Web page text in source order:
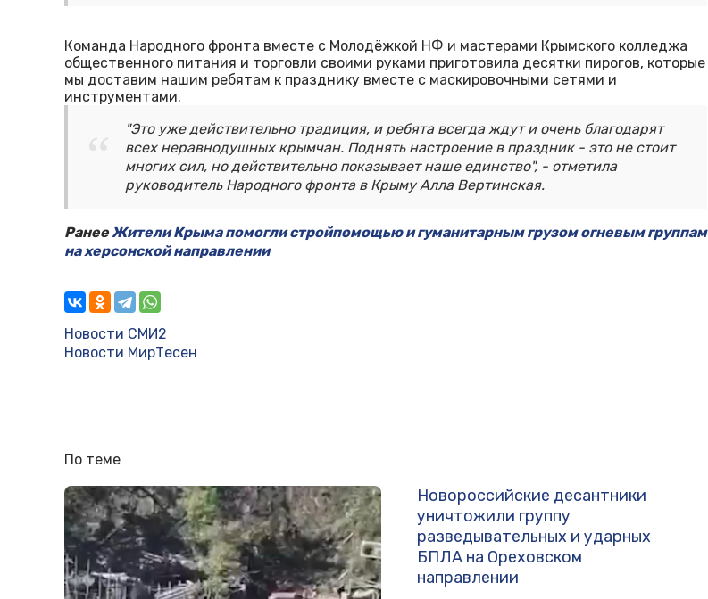
Команда Народного фронта вместе с Молодёжкой НФ и мастерами Крымского колледжа
общественного питания и торговли своими руками приготовила десятки пирогов, которые
мы доставим нашим ребятам к празднику вместе с маскировочными сетями и
инструментами.
"Это уже действительно традиция, и ребята всегда ждут и очень благодарят
всех неравнодушных крымчан. Поднять настроение в праздник - это не стоит
многих сил, но действительно показывает наше единство", - отметила
руководитель Народного фронта в Крыму Алла Вертинская.
РанееЖители Крыма помогли стройпомощью и гуманитарным грузом огневым группам
на херсонской направлении
Новости СМИ2
Новости МирТесен
По теме
Новороссийские десантники
уничтожили группу
разведывательных и ударных
БПЛА на Ореховском
направлении